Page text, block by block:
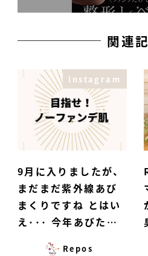
関連
Instagram
9月に入りましたが、
まだまだ紫外線️あび
まくりですね とはい
え･･･ 今年あびた…
Repos